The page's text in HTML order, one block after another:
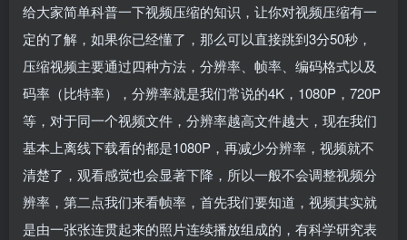
给大家简单科普一下视频压缩的知识，让你对视频压缩有一
定的了解，如果你已经懂了，那么可以直接跳到3分50秒，
压缩视频主要通过四种方法，分辨率、帧率、编码格式以及
码率（比特率），分辨率就是我们常说的4K，1080P，720P
等，对于同一个视频文件，分辨率越高文件越大，现在我们
基本上离线下载看的都是1080P，再减少分辨率，视频就不
清楚了，观看感觉也会显著下降，所以一般不会调整视频分
辨率，第二点我们来看帧率，首先我们要知道，视频其实就
是由一张张连贯起来的照片连续播放组成的，有科学研究表